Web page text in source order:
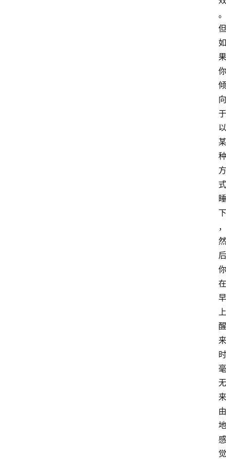
。
但
如
果
你
倾
向
于
以
某
种
方
式
睡
下
，
然
后
你
在
早
上
醒
来
时
毫
无
来
由
地
感
觉